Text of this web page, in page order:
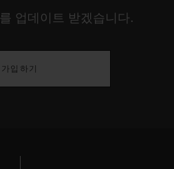
업데이트 받겠습니다.
가입하기